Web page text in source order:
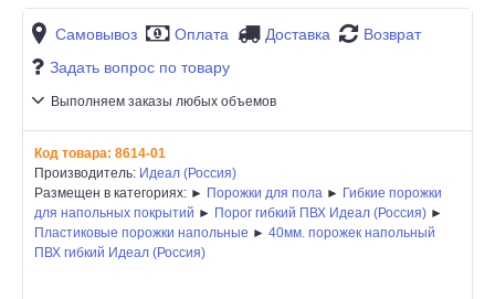
Самовывоз Оплата Доставка
Возврат
Задать вопрос по товару
Выполняем заказы любых объемов
Код товара: 8614-01
Производитель: Идеал (Россия)
Размещен в категориях: ► Порожки для пола ► Гибкие порожки
для напольных покрытий ► Порог гибкий ПВХ Идеал (Россия) ►
Пластиковые порожки напольные ► 40мм. порожек напольный
ПВХ гибкий Идеал (Россия)